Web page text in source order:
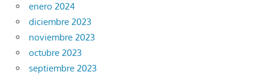
enero 2024
diciembre 2023
noviembre 2023
octubre 2023
septiembre 2023